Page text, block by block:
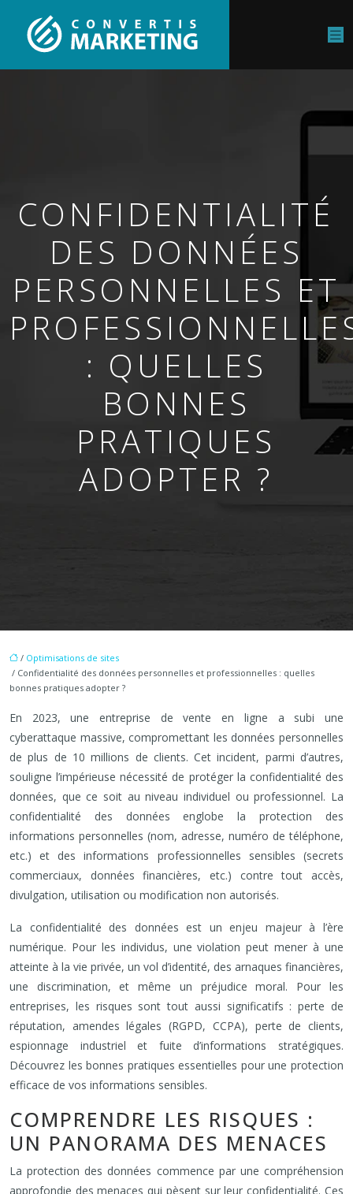
CONFIDENTIALITÉ
DES DONNÉES
PERSONNELLES ET
: QUELLES
BONNES
PRATIQUES
ADOPTER ?
/ Optimisations de sites
/ Confidentialité des données personnelles et professionnelles : quelles
bonnes pratiques adopter ?
En 2023, une entreprise de vente en ligne a subi une
cyberattaque massive, compromettant les données personnelles
de plus de 10 millions de clients. Cet incident, parmi d’autres,
souligne l’impérieuse nécessité de protéger la confidentialité des
données, que ce soit au niveau individuel ou professionnel. La
confidentialité des données englobe la protection des
informations personnelles (nom, adresse, numéro de téléphone,
etc.) et des informations professionnelles sensibles (secrets
commerciaux, données financières, etc.) contre tout accès,
divulgation, utilisation ou modification non autorisés.
La confidentialité des données est un enjeu majeur à l’ère
numérique. Pour les individus, une violation peut mener à une
atteinte à la vie privée, un vol d’identité, des arnaques financières,
une discrimination, et même un préjudice moral. Pour les
entreprises, les risques sont tout aussi significatifs : perte de
réputation, amendes légales (RGPD, CCPA), perte de clients,
espionnage industriel et fuite d’informations stratégiques.
Découvrez les bonnes pratiques essentielles pour une protection
efficace de vos informations sensibles.
COMPRENDRE LES RISQUES :
UN PANORAMA DES MENACES
La protection des données commence par une compréhension
approfondie des menaces qui pèsent sur leur confidentialité. Ces